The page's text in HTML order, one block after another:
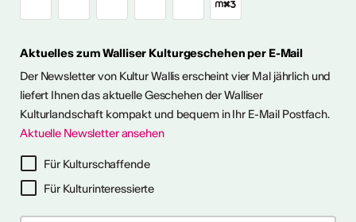
Kunst im Freien so richtig
eine kleine aber feine
im Wallis
Aktuelles zum Walliser Kulturgeschehen per E-Mail
Der Newsletter von Kultur Wallis erscheint vier Mal jährlich und
liefert Ihnen das aktuelle Geschehen der Walliser
Kulturlandschaft kompakt und bequem in Ihr E-Mail Postfach.
Aktuelle Newsletter ansehen
Für Kulturschaffende
Für Kulturinteressierte